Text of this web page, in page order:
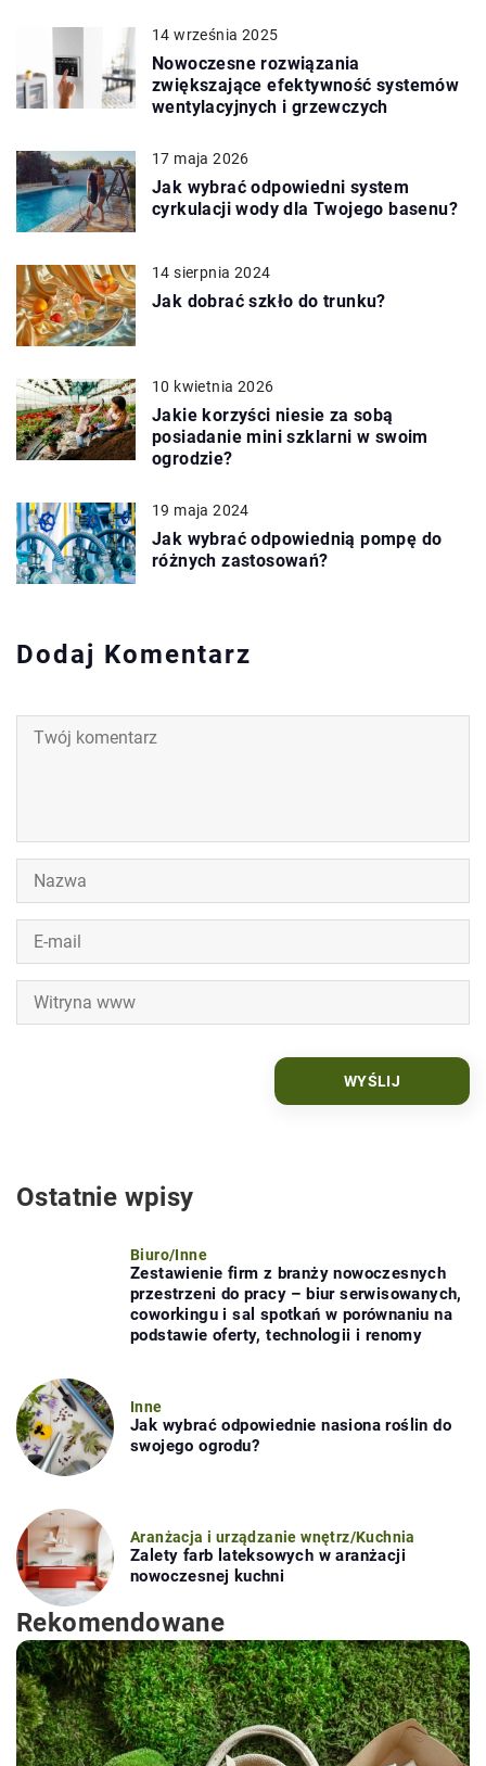
14 września 2025
Nowoczesne rozwiązania
zwiększające efektywność systemów
wentylacyjnych i grzewczych
17 maja 2026
Jak wybrać odpowiedni system
cyrkulacji wody dla Twojego basenu?
14 sierpnia 2024
Jak dobrać szkło do trunku?
10 kwietnia 2026
Jakie korzyści niesie za sobą
posiadanie mini szklarni w swoim
ogrodzie?
19 maja 2024
Jak wybrać odpowiednią pompę do
różnych zastosowań?
Dodaj Komentarz
Ostatnie wpisy
Biuro/Inne
Zestawienie firm z branży nowoczesnych
przestrzeni do pracy – biur serwisowanych,
coworkingu i sal spotkań w porównaniu na
podstawie oferty, technologii i renomy
Inne
Jak wybrać odpowiednie nasiona roślin do
swojego ogrodu?
Aranżacja i urządzanie wnętrz/Kuchnia
Zalety farb lateksowych w aranżacji
nowoczesnej kuchni
Rekomendowane